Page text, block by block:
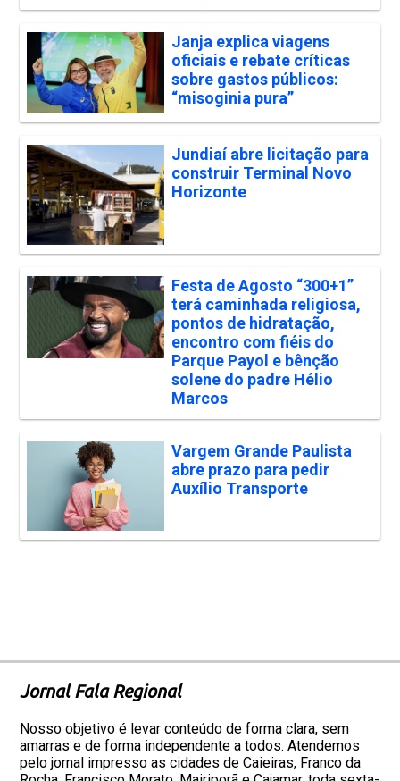
Janja explica viagens
oficiais e rebate críticas
sobre gastos públicos:
“misoginia pura”
Jundiaí abre licitação para
construir Terminal Novo
Horizonte
Festa de Agosto “300+1”
terá caminhada religiosa,
pontos de hidratação,
encontro com fiéis do
Parque Payol e bênção
solene do padre Hélio
Marcos
Vargem Grande Paulista
abre prazo para pedir
Auxílio Transporte
Jornal Fala Regional
Nosso objetivo é levar conteúdo de forma clara, sem
amarras e de forma independente a todos. Atendemos
pelo jornal impresso as cidades de Caieiras, Franco da